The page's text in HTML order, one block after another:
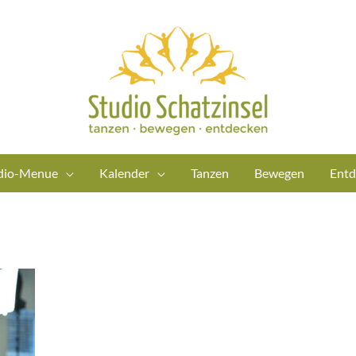
Menue Kalender Tanzen Bewegen